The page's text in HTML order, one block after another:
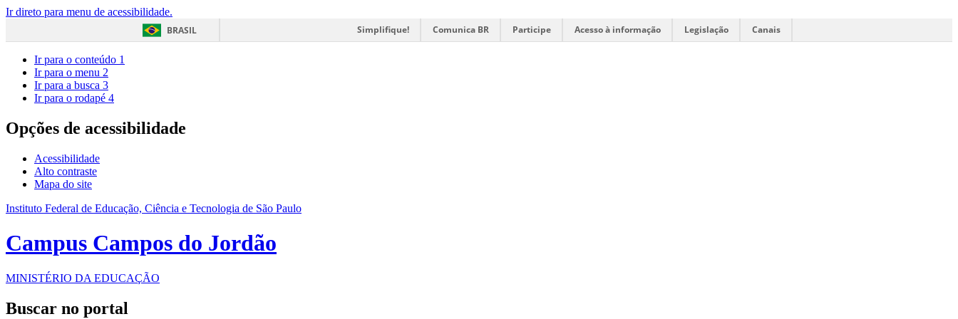
Ir direto para menu de acessibilidade.
BRASIL
Simplifique! Comunica BR Participe Acesso à informação Legislação Canais
Ir para o conteúdo 1
Ir para o menu 2
Ir para a busca 3
Ir para o rodapé 4
Opções de acessibilidade
Acessibilidade
Alto contraste
Mapa do site
Instituto Federal de Educação, Ciência e Tecnologia de São Paulo
Campus Campos do Jordão
MINISTÉRIO DA EDUCAÇÃO
Buscar no portal